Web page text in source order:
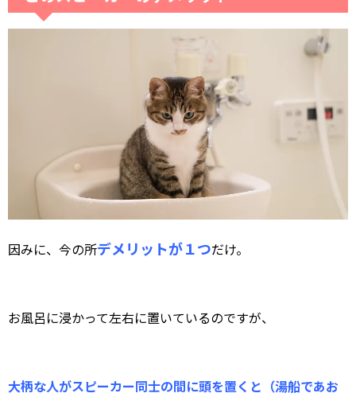
因みに、今の所デメリットが１つだけ。
お風呂に浸かって左右に置いているのですが、
大柄な人がスピーカー同士の間に頭を置くと（湯船であお